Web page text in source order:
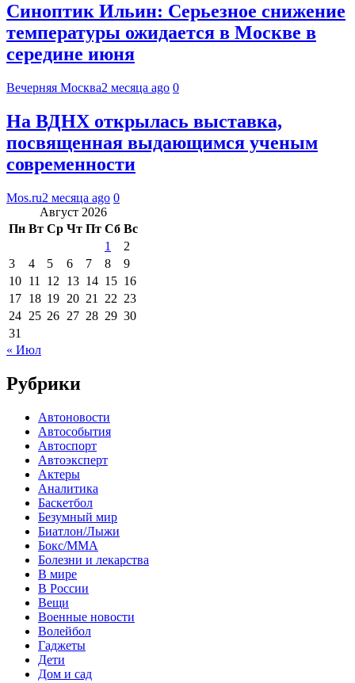
Синоптик Ильин: Серьезное снижение
температуры ожидается в Москве в
середине июня
Вечерняя Москва2 месяца ago 0
На ВДНХ открылась выставка,
посвященная выдающимся ученым
современности
Mos.ru2 месяца ago 0
Август 2026
Пн Вт Ср Чт Пт Сб Вс
1
2
3
4 5 6 7 8
9
10 11 12 13 14 15 16
17 18 19 20 21 22 23
24 25 26 27 28 29 30
31
« Июл
Рубрики
Автоновости
Автособытия
Автоспорт
Автоэксперт
Актеры
Аналитика
Баскетбол
Безумный мир
Биатлон/Лыжи
Бокс/MMA
Болезни и лекарства
В мире
В России
Вещи
Военные новости
Волейбол
Гаджеты
Дети
Дом и сад